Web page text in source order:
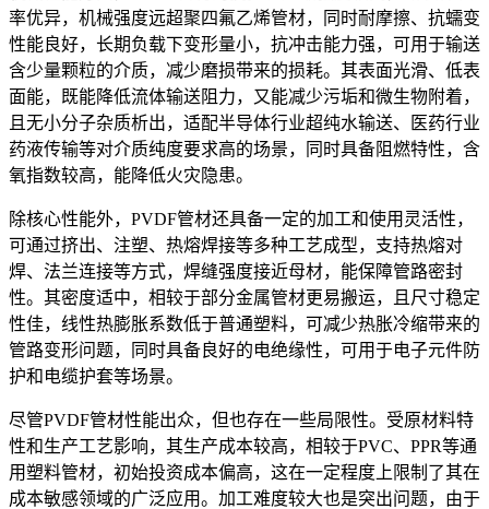
率优异，机械强度远超聚四氟乙烯管材，同时耐摩擦、抗蠕变
性能良好，长期负载下变形量小，抗冲击能力强，可用于输送
含少量颗粒的介质，减少磨损带来的损耗。其表面光滑、低表
面能，既能降低流体输送阻力，又能减少污垢和微生物附着，
且无小分子杂质析出，适配半导体行业超纯水输送、医药行业
药液传输等对介质纯度要求高的场景，同时具备阻燃特性，含
氧指数较高，能降低火灾隐患。
除核心性能外，PVDF管材还具备一定的加工和使用灵活性，
可通过挤出、注塑、热熔焊接等多种工艺成型，支持热熔对
焊、法兰连接等方式，焊缝强度接近母材，能保障管路密封
性。其密度适中，相较于部分金属管材更易搬运，且尺寸稳定
性佳，线性热膨胀系数低于普通塑料，可减少热胀冷缩带来的
管路变形问题，同时具备良好的电绝缘性，可用于电子元件防
护和电缆护套等场景。
尽管PVDF管材性能出众，但也存在一些局限性。受原材料特
性和生产工艺影响，其生产成本较高，相较于PVC、PPR等通
用塑料管材，初始投资成本偏高，这在一定程度上限制了其在
成本敏感领域的广泛应用。加工难度较大也是突出问题，由于